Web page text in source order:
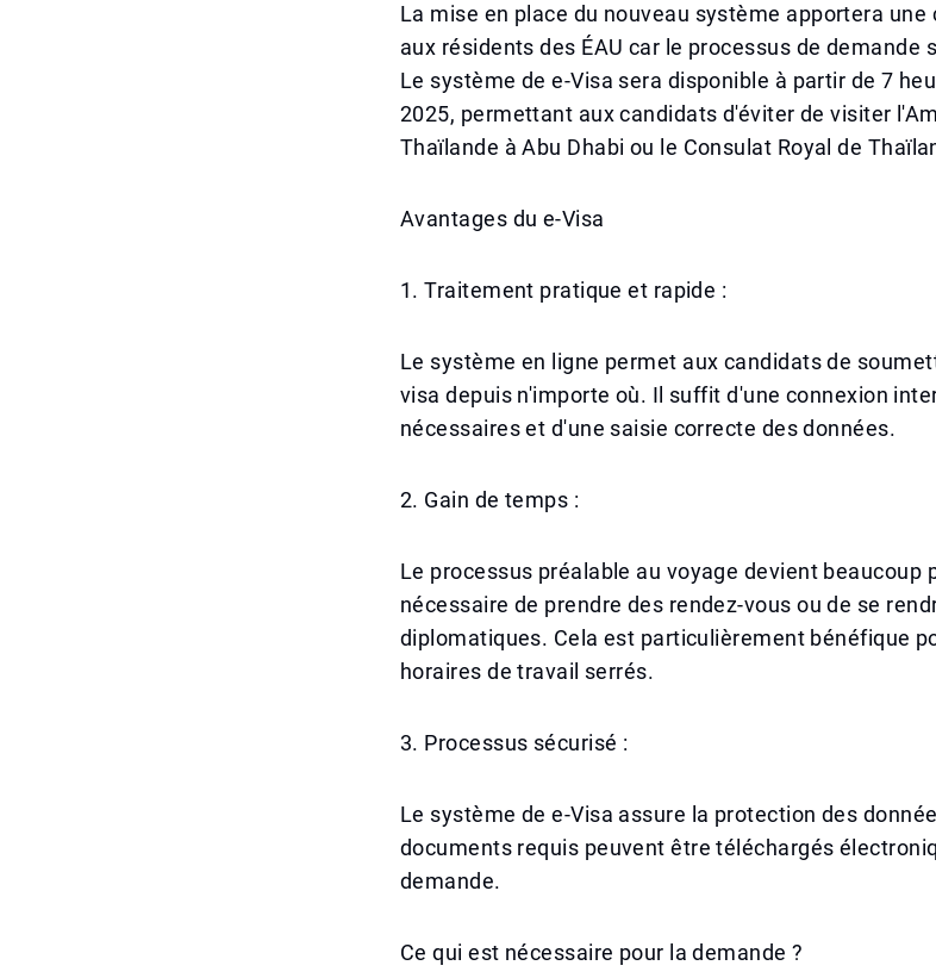
La mise en place du nouveau système apportera
aux résidents des ÉAU car le processus de demande
Le système de e-Visa sera disponible à partir de 7
2025, permettant aux candidats d'éviter de visiter
Thaïlande à Abu Dhabi ou le Consulat Royal de
Avantages du e-Visa
1. Traitement pratique et rapide :
Le système en ligne permet aux candidats de
visa depuis n'importe où. Il suffit d'une connexion
nécessaires et d'une saisie correcte des données.
2. Gain de temps :
Le processus préalable au voyage devient beaucoup
nécessaire de prendre des rendez-vous ou de se
diplomatiques. Cela est particulièrement bénéfique
horaires de travail serrés.
3. Processus sécurisé :
Le système de e-Visa assure la protection des
documents requis peuvent être téléchargés
demande.
Ce qui est nécessaire pour la demande ?